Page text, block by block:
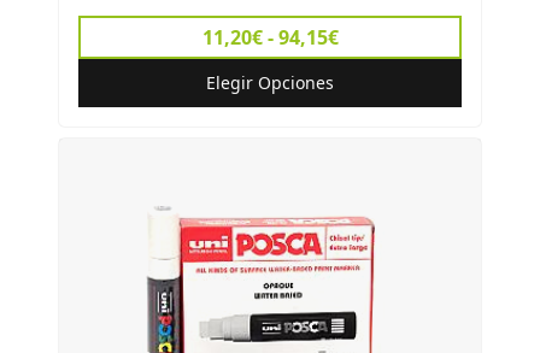
11,20€ - 94,15€
Elegir Opciones